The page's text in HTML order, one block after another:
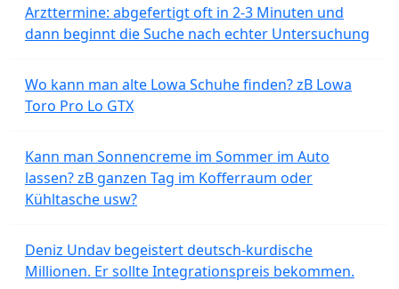
Arzttermine: abgefertigt oft in 2-3 Minuten und
dann beginnt die Suche nach echter Untersuchung
Wo kann man alte Lowa Schuhe finden? zB Lowa
Toro Pro Lo GTX
Kann man Sonnencreme im Sommer im Auto
lassen? zB ganzen Tag im Kofferraum oder
Kühltasche usw?
Deniz Undav begeistert deutsch-kurdische
Millionen. Er sollte Integrationspreis bekommen.